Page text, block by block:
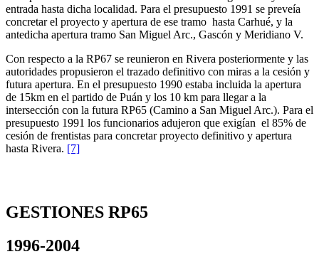
entrada hasta dicha localidad. Para el presupuesto 1991 se preveía
concretar el proyecto y apertura de ese tramo hasta Carhué, y la
antedicha apertura tramo San Miguel Arc., Gascón y Meridiano V.
Con respecto a la RP67 se reunieron en Rivera posteriormente y las
autoridades propusieron el trazado definitivo con miras a la cesión y
futura apertura. En el presupuesto 1990 estaba incluida la apertura
de 15km en el partido de Puán y los 10 km para llegar a la
intersección con la futura RP65 (Camino a San Miguel Arc.). Para el
presupuesto 1991 los funcionarios adujeron que exigían el 85% de
cesión de frentistas para concretar proyecto definitivo y apertura
hasta Rivera. [7]
GESTIONES RP65
1996-2004